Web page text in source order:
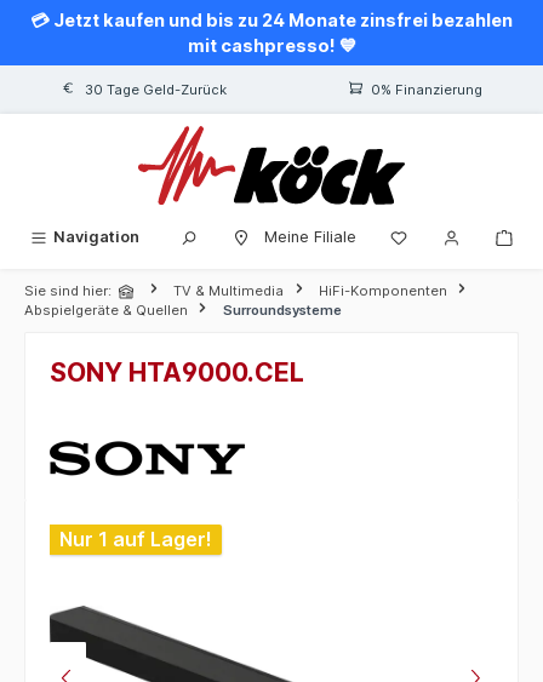
springen
💳 Jetzt kaufen und bis zu 24 Monate zinsfrei bezahlen
mit cashpresso! 💙
30 Tage Geld-Zurück 0% Finanzierung
Navigation Meine Filiale
Sie sind hier: TV & Multimedia
HiFi-Komponenten
Abspielgeräte & Quellen
Surroundsysteme
SONY HTA9000.CEL
Bildergalerie überspringen
Nur 1 auf Lager!